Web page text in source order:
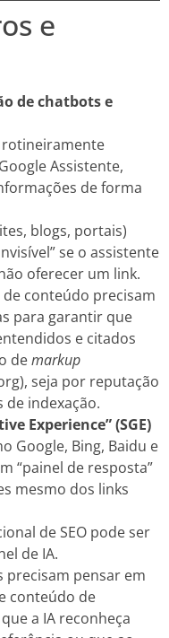
e
de chatbots e
Assistente,
de forma
blogs, portais)
se o assistente
oferecer um link.
de conteúdo precisam
para garantir que
e citados
demarkup
seja por reputação
de indexação.
Experience” (SGE)
Google, Bing, Baidu e
“painel de resposta”
mesmo dos links
de SEO pode ser
de IA.
precisam pensar em
conteúdo de
a IA reconheça